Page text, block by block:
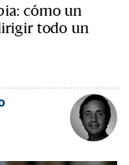
cómo un
todo un